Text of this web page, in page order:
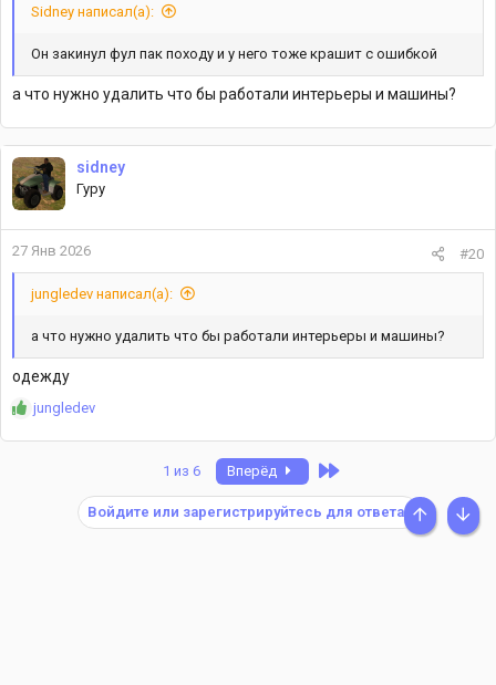
Sidney написал(а):
Он закинул фул пак походу и у него тоже крашит с ошибкой
а что нужно удалить что бы работали интерьеры и машины?
sidney
Гуру
27 Янв 2026 #20
jungledev написал(а):
а что нужно удалить что бы работали интерьеры и машины?
одежду
Р
а
jungledev
1 из 6 Вперёд Last
Войдите или зарегистрируйтесь для ответа.
СВЕРХУ